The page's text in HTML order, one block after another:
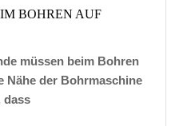
BOHREN AUF
müssen beim Bohren
Nähe der Bohrmaschine
dass